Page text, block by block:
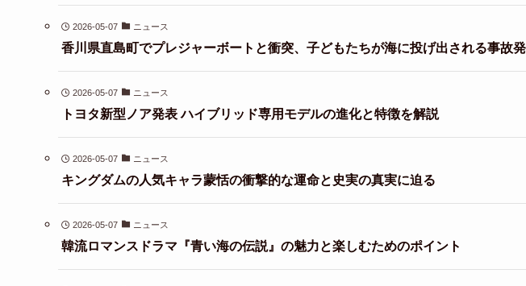
2026-05-07 ニュース
香川県直島町でプレジャーボートと衝突、子どもたちが海に投げ出される事故
2026-05-07 ニュース
トヨタ新型ノア発表 ハイブリッド専用モデルの進化と特徴を解説
2026-05-07 ニュース
キングダムの人気キャラ蒙恬の衝撃的な運命と史実の真実に迫る
2026-05-07 ニュース
韓流ロマンスドラマ『青い海の伝説』の魅力と楽しむためのポイント